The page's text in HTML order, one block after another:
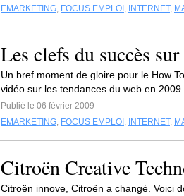
EMARKETING, FOCUS EMPLOI , INTERNET,
Les clefs du succès
Un bref moment de gloire pour le How
vidéo sur les tendances du web en 2009
Publié le 06 février 2009
EMARKETING, FOCUS EMPLOI , INTERNET,
Citroën Creative
Citroën innove, Citroën a changé. Voici